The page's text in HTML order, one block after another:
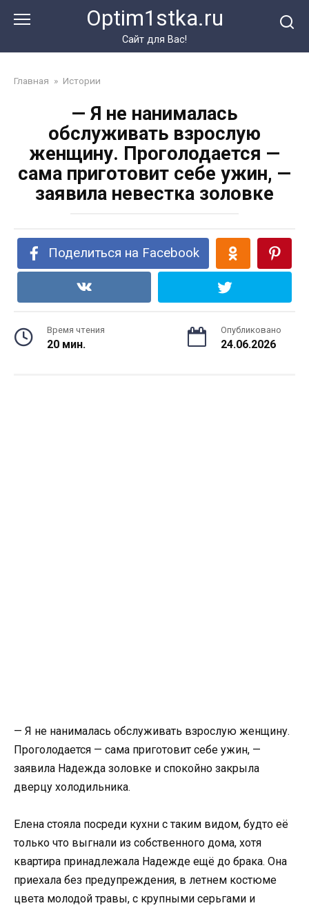
Optim1stka.ru
Сайт для Вас!
Главная » Истории
— Я не нанималась
обслуживать взрослую
женщину. Проголодается —
сама приготовит себе ужин, —
заявила невестка золовке
Поделиться на Facebook
Время чтения
20 мин.
Опубликовано
24.06.2026
— Я не нанималась обслуживать взрослую женщину.
Проголодается — сама приготовит себе ужин, —
заявила Надежда золовке и спокойно закрыла
дверцу холодильника.
Елена стояла посреди кухни с таким видом, будто её
только что выгнали из собственного дома, хотя
квартира принадлежала Надежде ещё до брака. Она
приехала без предупреждения, в летнем костюме
цвета молодой травы, с крупными серьгами и